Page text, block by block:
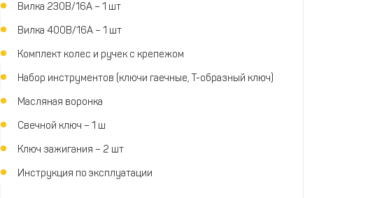
Вилка 230В/16А – 1 шт
Вилка 400В/16А – 1 шт
Комплект колес и ручек с крепежом
Набор инструментов (ключи гаечные, Т-образный ключ)
Масляная воронка
Свечной ключ – 1 ш
Ключ зажигания – 2 шт
Инструкция по эксплуатации